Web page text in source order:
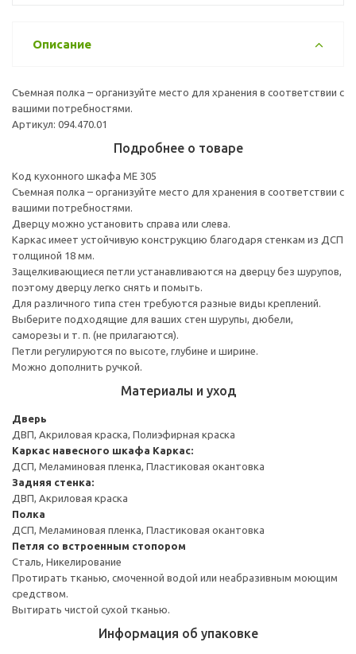
Описание
Съемная полка – организуйте место для хранения в соответствии с
вашими потребностями.
Артикул: 094.470.01
Подробнее о товаре
Код кухонного шкафа ME 305
Съемная полка – организуйте место для хранения в соответствии с
вашими потребностями.
Дверцу можно установить справа или слева.
Каркас имеет устойчивую конструкцию благодаря стенкам из ДСП
толщиной 18 мм.
Защелкивающиеся петли устанавливаются на дверцу без шурупов,
поэтому дверцу легко снять и помыть.
Для различного типа стен требуются разные виды креплений.
Выберите подходящие для ваших стен шурупы, дюбели,
саморезы и т. п. (не прилагаются).
Петли регулируются по высоте, глубине и ширине.
Можно дополнить ручкой.
Материалы и уход
Дверь
ДВП, Акриловая краска, Полиэфирная краска
Каркас навесного шкафа Каркас:
ДСП, Меламиновая пленка, Пластиковая окантовка
Задняя стенка:
ДВП, Акриловая краска
Полка
ДСП, Меламиновая пленка, Пластиковая окантовка
Петля со встроенным стопором
Сталь, Никелирование
Протирать тканью, смоченной водой или неабразивным моющим
средством.
Вытирать чистой сухой тканью.
Информация об упаковке